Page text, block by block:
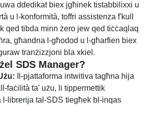
ddedikat biex jgħinek tistabbilixxi u
u l-konformità, toffri assistenza f'kull
qed tibda minn żero jew qed tiċċaqlaq
għandna l-għodod u l-għarfien biex
tranżizzjoni bla xkiel.
SDS Manager?
Il-pjattaforma intwitiva tagħna hija
faċilità ta' użu, li tippermettik
l-librerija tal-SDS tiegħek bl-inqas